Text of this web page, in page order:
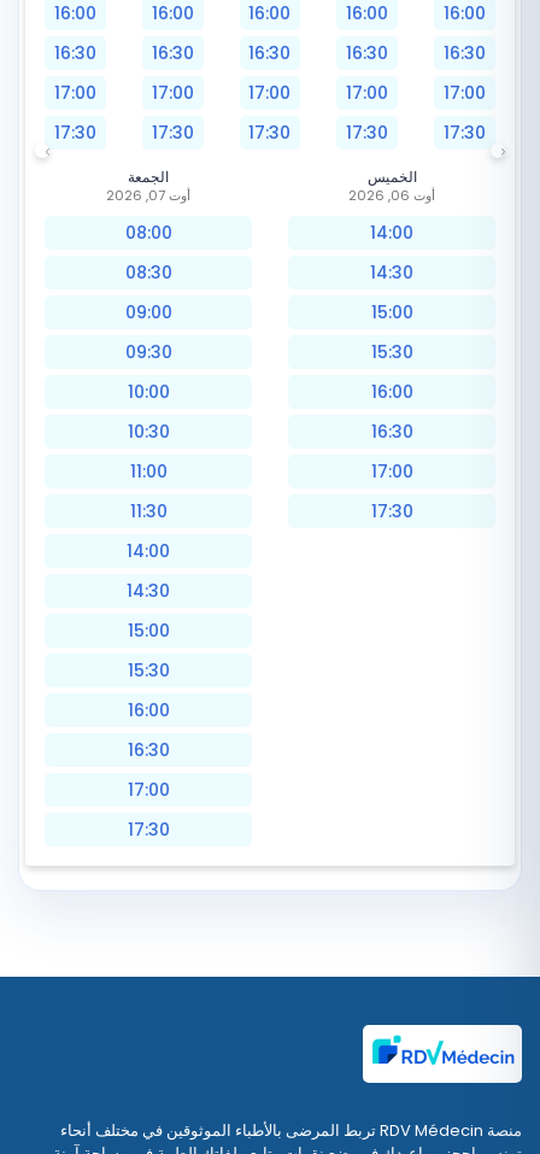
16:00
16:30
17:00
17:30
16:00
16:30
17:00
17:30
16:00
16:30
17:00
17:30
16:00
16:30
17:00
17:30
16:00
16:30
17:00
17:30
الجمعة
أوت 07, 2026
08:00
08:30
09:00
09:30
10:00
10:30
11:00
11:30
14:00
14:30
15:00
15:30
16:00
16:30
17:00
17:30
الخميس
أوت 06, 2026
14:00
14:30
15:00
15:30
16:00
16:30
17:00
17:30
منصة RDV Médecin تربط المرضى بالأطباء الموثوقين في مختلف أنحاء